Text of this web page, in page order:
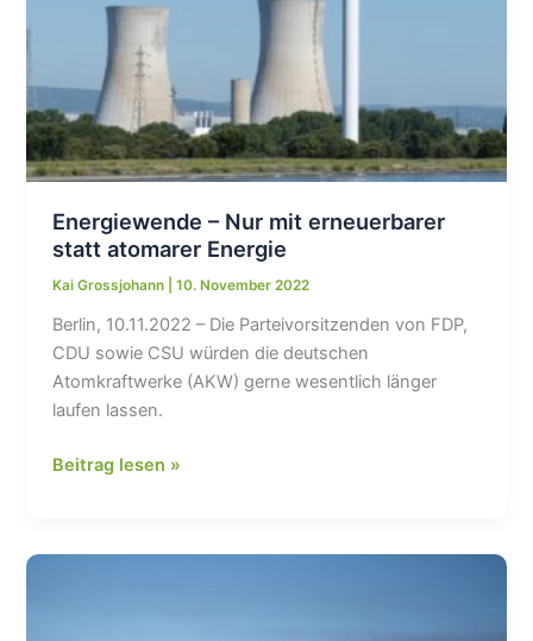
Energiewende – Nur mit erneuerbarer
statt atomarer Energie
Kai Grossjohann |10. November 2022
Berlin, 10.11.2022 – Die Parteivorsitzenden von FDP,
CDU sowie CSU würden die deutschen
Atomkraftwerke (AKW) gerne wesentlich länger
laufen lassen.
Energiewende
mit
Beitrag lesen »